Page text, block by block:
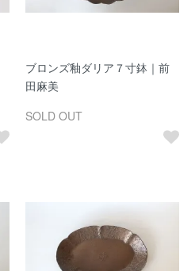
ブロンズ釉ダリア７寸鉢｜前
田麻美
SOLD OUT